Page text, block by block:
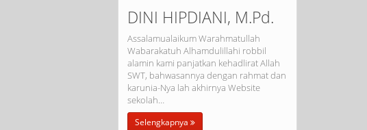
DINI HIPDIANI, M.Pd.
Assalamualaikum Warahmatullah
Wabarakatuh Alhamdulillahi robbil
alamin kami panjatkan kehadlirat Allah
SWT, bahwasannya dengan rahmat dan
karunia-Nya lah akhirnya Website
sekolah…
Selengkapnya